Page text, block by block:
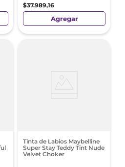
$37.989,16
Agregar
Tinta de Labios Maybelline
Super Stay Teddy Tint Nude
Velvet Choker